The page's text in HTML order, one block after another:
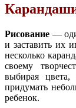
Рисование —
и заставить их
несколько
своему
выбирая
придумать
ребенок.